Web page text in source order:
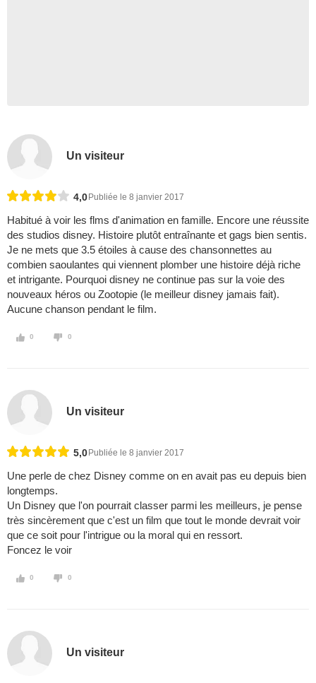
Un visiteur
4,0 Publiée le 8 janvier 2017
Habitué à voir les flms d'animation en famille. Encore une réussite
des studios disney. Histoire plutôt entraînante et gags bien sentis.
Je ne mets que 3.5 étoiles à cause des chansonnettes au
combien saoulantes qui viennent plomber une histoire déjà riche
et intrigante. Pourquoi disney ne continue pas sur la voie des
nouveaux héros ou Zootopie (le meilleur disney jamais fait).
Aucune chanson pendant le film.
0 0
Un visiteur
5,0 Publiée le 8 janvier 2017
Une perle de chez Disney comme on en avait pas eu depuis bien
longtemps.
Un Disney que l'on pourrait classer parmi les meilleurs, je pense
très sincèrement que c'est un film que tout le monde devrait voir
que ce soit pour l'intrigue ou la moral qui en ressort.
Foncez le voir
0 0
Un visiteur